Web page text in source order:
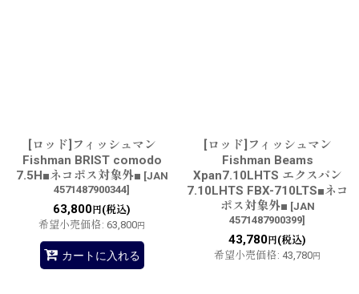
[ロッド]フィッシュマン
Fishman BRIST comodo
7.5H■ネコポス対象外■ [JAN
4571487900344]
63,800 円(税込)
希望小売価格: 63,800円
カートに入れる
[ロッド]フィッシュマン
Fishman Beams
Xpan7.10LHTS エクスパン
7.10LHTS FBX-710LTS■ネコ
ポス対象外■ [JAN
4571487900399]
43,780 円(税込)
希望小売価格: 43,780円